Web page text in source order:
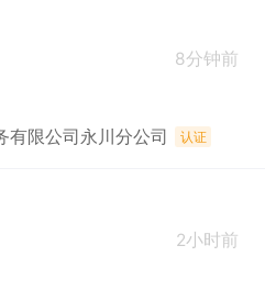
8分钟前
有限公司永川分公司 认证
2小时前